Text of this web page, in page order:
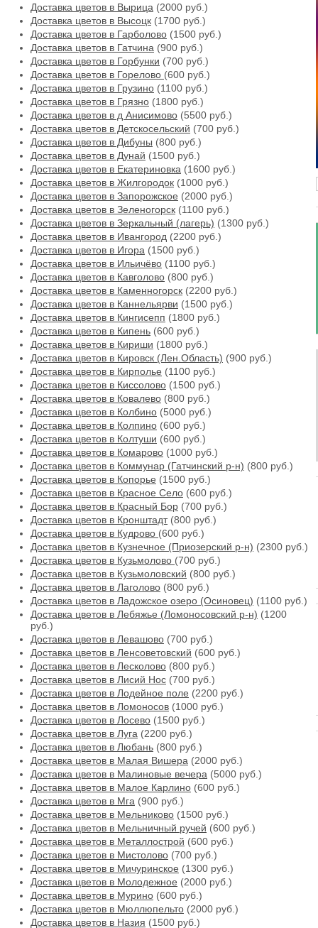
Доставка цветов в Вырица (2000 руб.)
Доставка цветов в Высоцк (1700 руб.)
Доставка цветов в Гарболово (1500 руб.)
Доставка цветов в Гатчина (900 руб.)
Доставка цветов в Горбунки (700 руб.)
Доставка цветов в Горелово (600 руб.)
Доставка цветов в Грузино (1100 руб.)
Доставка цветов в Грязно (1800 руб.)
Доставка цветов в д Анисимово (5500 руб.)
Доставка цветов в Детскосельский (700 руб.)
Доставка цветов в Дибуны (800 руб.)
Доставка цветов в Дунай (1500 руб.)
Доставка цветов в Екатериновка (1600 руб.)
Доставка цветов в Жилгородок (1000 руб.)
Доставка цветов в Запорожское (2000 руб.)
Доставка цветов в Зеленогорск (1100 руб.)
Доставка цветов в Зеркальный (лагерь) (1300 руб.)
Доставка цветов в Ивангород (2200 руб.)
Доставка цветов в Игора (1500 руб.)
Доставка цветов в Ильичёво (1100 руб.)
Доставка цветов в Кавголово (800 руб.)
Доставка цветов в Каменногорск (2200 руб.)
Доставка цветов в Каннельярви (1500 руб.)
Доставка цветов в Кингисепп (1800 руб.)
Доставка цветов в Кипень (600 руб.)
Доставка цветов в Кириши (1800 руб.)
Доставка цветов в Кировск (Лен.Область) (900 руб.)
Доставка цветов в Кирполье (1100 руб.)
Доставка цветов в Киссолово (1500 руб.)
Доставка цветов в Ковалево (800 руб.)
Доставка цветов в Колбино (5000 руб.)
Доставка цветов в Колпино (600 руб.)
Доставка цветов в Колтуши (600 руб.)
Доставка цветов в Комарово (1000 руб.)
Доставка цветов в Коммунар (Гатчинский р-н) (800 руб.)
Доставка цветов в Копорье (1500 руб.)
Доставка цветов в Красное Село (600 руб.)
Доставка цветов в Красный Бор (700 руб.)
Доставка цветов в Кронштадт(800 руб.)
Доставка цветов в Кудрово (600 руб.)
Доставка цветов в Кузнечное (Приозерский р-н) (2300 руб.)
Доставка цветов в Кузьмолово (700 руб.)
Доставка цветов в Кузьмоловский (800 руб.)
Доставка цветов в Лаголово (800 руб.)
Доставка цветов в Ладожское озеро (Осиновец) (1100 руб.)
Доставка цветов в Лебяжье (Ломоносовский р-н) (1200
руб.)
Доставка цветов в Левашово (700 руб.)
Доставка цветов в Ленсоветовский (600 руб.)
Доставка цветов в Лесколово (800 руб.)
Доставка цветов в Лисий Нос (700 руб.)
Доставка цветов в Лодейное поле (2200 руб.)
Доставка цветов в Ломоносов (1000 руб.)
Доставка цветов в Лосево (1500 руб.)
Доставка цветов в Луга (2200 руб.)
Доставка цветов в Любань (800 руб.)
Доставка цветов в Малая Вишера (2000 руб.)
Доставка цветов в Малиновые вечера (5000 руб.)
Доставка цветов в Малое Карлино (600 руб.)
Доставка цветов в Мга (900 руб.)
Доставка цветов в Мельниково (1500 руб.)
Доставка цветов в Мельничный ручей (600 руб.)
Доставка цветов в Металлострой (600 руб.)
Доставка цветов в Мистолово (700 руб.)
Доставка цветов в Мичуринское (1300 руб.)
Доставка цветов в Молодежное (2000 руб.)
Доставка цветов в Мурино (600 руб.)
Доставка цветов в Мюллюпельто (2000 руб.)
Доставка цветов в Назия (1500 руб.)